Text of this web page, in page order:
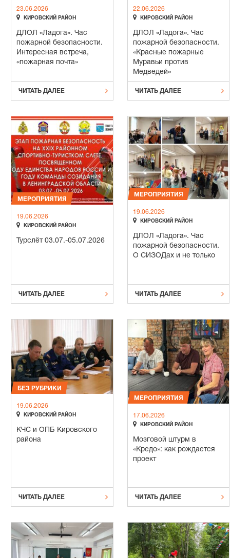
23.06.2026
 КИРОВСКИЙ РАЙОН
ДЛОЛ «Ладога». Час
пожарной безопасности.
Интересная встреча,
«пожарная почта»
ЧИТАТЬ ДАЛЕЕ 
22.06.2026
 КИРОВСКИЙ РАЙОН
ДЛОЛ «Ладога». Час
пожарной безопасности.
«Красные пожарные
Муравьи против
Медведей»
ЧИТАТЬ ДАЛЕЕ 
МЕРОПРИЯТИЯ
19.06.2026
 КИРОВСКИЙ РАЙОН
Турслёт 03.07.-05.07.2026
ЧИТАТЬ ДАЛЕЕ 
МЕРОПРИЯТИЯ
19.06.2026
 КИРОВСКИЙ РАЙОН
ДЛОЛ «Ладога». Час
пожарной безопасности.
О СИЗОДах и не только
ЧИТАТЬ ДАЛЕЕ 
БЕЗ РУБРИКИ
19.06.2026
 КИРОВСКИЙ РАЙОН
КЧС и ОПБ Кировского
района
ЧИТАТЬ ДАЛЕЕ 
МЕРОПРИЯТИЯ
17.06.2026
 КИРОВСКИЙ РАЙОН
Мозговой штурм в
«Кредо»: как рождается
проект
ЧИТАТЬ ДАЛЕЕ 